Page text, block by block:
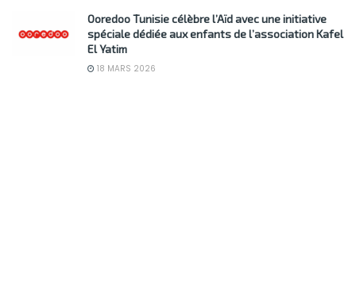
Ooredoo Tunisie célèbre l’Aïd avec une initiative
spéciale dédiée aux enfants de l’association Kafel
El Yatim
18 MARS 2026